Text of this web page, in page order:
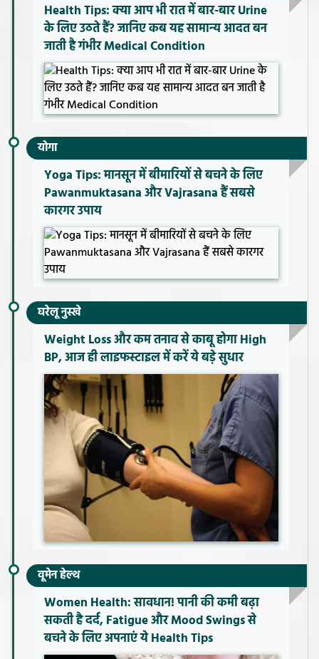
Health Tips: क्या आप भी रात में बार-बार Urine
के लिए उठते हैं? जानिए कब यह सामान्य आदत बन
जाती है गंभीर Medical Condition
योगा
Yoga Tips: मानसून में बीमारियों से बचने के लिए
Pawanmuktasana और Vajrasana हैं सबसे
कारगर उपाय
घरेलू नुस्खे
Weight Loss और कम तनाव से काबू होगा High
BP, आज ही लाइफस्टाइल में करें ये बड़े सुधार
वूमेन हेल्थ
Women Health: सावधान! पानी की कमी बढ़ा
सकती है दर्द, Fatigue और Mood Swings से
बचने के लिए अपनाएं ये Health Tips